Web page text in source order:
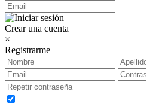
Crear una cuenta
×
Registrarme